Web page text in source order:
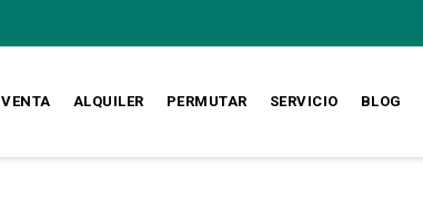
VENTA ALQUILER PERMUTAR SERVICIO BLOG